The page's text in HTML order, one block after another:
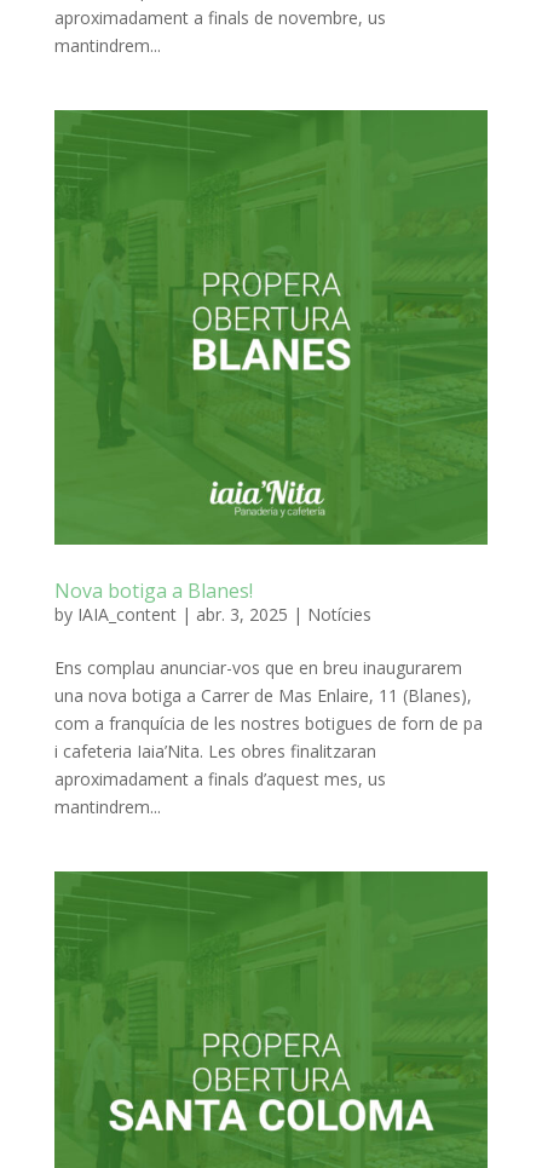
aproximadament a finals de novembre, us
mantindrem...
Nova botiga a Blanes!
by IAIA_content| abr. 3, 2025 | Notícies
Ens complau anunciar-vos que en breu inaugurarem
una nova botiga a Carrer de Mas Enlaire, 11 (Blanes),
com a franquícia de les nostres botigues de forn de pa
i cafeteria Iaia’Nita. Les obres finalitzaran
aproximadament a finals d’aquest mes, us
mantindrem...